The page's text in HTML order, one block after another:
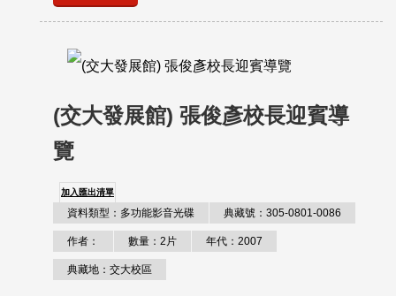
(交大發展館) 張俊彥校長迎賓導
覽
加入匯出清單
資料類型：多功能影音光碟 典藏號：305-0801-0086
作者： 數量：2片 年代：2007
典藏地：交大校區